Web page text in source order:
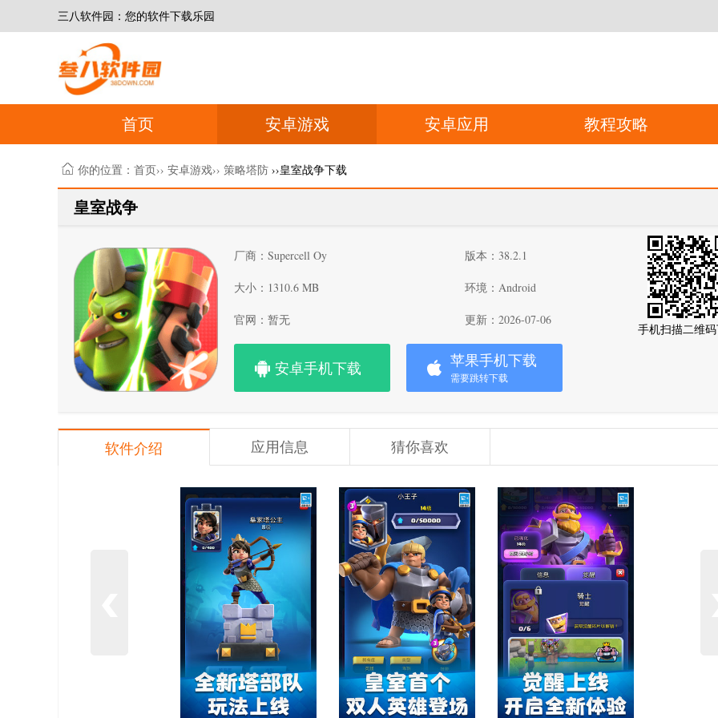
三八软件园：您的软件下载乐园
首页 安卓游戏 安卓应用 教程攻略
你的位置： 首页›› 安卓游戏›› 策略塔防 ››皇室战争下载
皇室战争
安卓手机下载 苹果手机下载
需要跳转下载
厂商：Supercell Oy 版本：38.2.1
大小：1310.6 MB 环境：Android
官网：暂无 更新：2026-07-06
手机扫描二维
软件介绍 应用信息 猜你喜欢